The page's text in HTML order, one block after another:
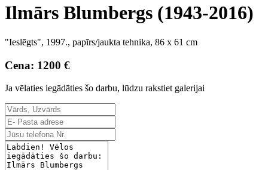
Ilmārs Blumbergs (1943-2016)
"Ieslēgts", 1997., papīrs/jaukta tehnika, 86 x 61 cm
Cena: 1200 €
Ja vēlaties iegādāties šo darbu, lūdzu rakstiet galerijai